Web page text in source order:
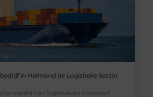
in Helmond de Logistieke Sector
wereld van logistiek en transport